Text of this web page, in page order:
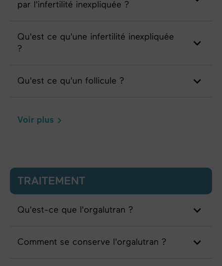
par l'infertilité inexpliquée ?
Qu'est ce qu'une infertilité inexpliquée
?
Qu'est ce qu'un follicule ?
Voir plus
TRAITEMENT
Qu'est-ce que l'orgalutran ?
Comment se conserve l'orgalutran ?